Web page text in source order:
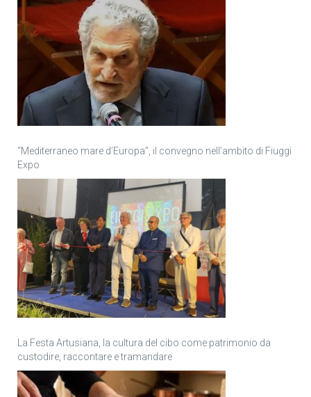
“Mediterraneo mare d’Europa”, il convegno nell’ambito di Fiuggi
Expo
La Festa Artusiana, la cultura del cibo come patrimonio da
custodire, raccontare e tramandare